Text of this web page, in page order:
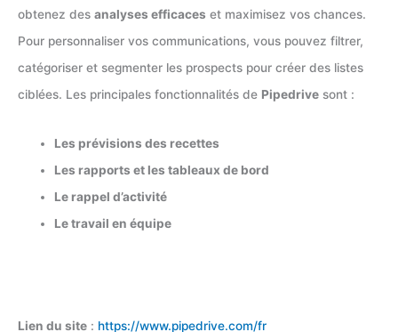
obtenez des analyses efficaces et maximisez vos chances.
Pour personnaliser vos communications, vous pouvez filtrer,
catégoriser et segmenter les prospects pour créer des listes
ciblées. Les principales fonctionnalités de Pipedrive sont :
Les prévisions des recettes
Les rapports et les tableaux de bord
Le rappel d’activité
Le travail en équipe
Lien du site : https://www.pipedrive.com/fr